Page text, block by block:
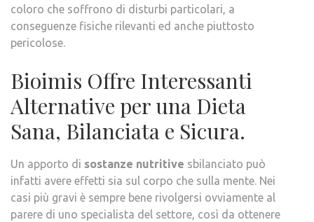
coloro che soffrono di disturbi particolari, a
conseguenze fisiche rilevanti ed anche piuttosto
pericolose.
Bioimis Offre Interessanti
Alternative per una Dieta
Sana, Bilanciata e Sicura.
Un apporto di sostanze nutritive sbilanciato può
infatti avere effetti sia sul corpo che sulla mente. Nei
casi più gravi è sempre bene rivolgersi ovviamente al
parere di uno specialista del settore, così da ottenere